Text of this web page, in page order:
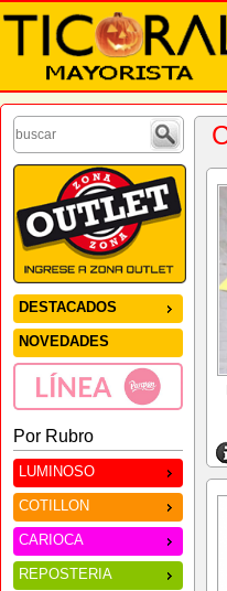
DESTACADOS
NOVEDADES
Por Rubro
LUMINOSO
COTILLON
CARIOCA
REPOSTERIA